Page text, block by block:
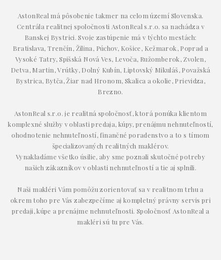
AstonReal má pôsobenie takmer na celom území Slovenska.
Centrála realitnej spoločnosti AstonReal s.r.o. sa nachádza v
Banskej Bystrici. Svoje zastúpenie má v týchto mestách:
Bratislava, Trenčín, Žilina, Púchov, Košice, Kežmarok, Poprad a
Vysoké Tatry, Spišská Nová Ves, Levoča, Ružomberok, Zvolen,
Detva, Martin, Vrútky, Dolný Kubín, Liptovský Mikuláš, Považská
Bystrica, Bytča, Žiar nad Hronom, Skalica a okolie, Prievidza,
Brezno.
AstonReal s.r.o. je realitná spoločnosť, ktorá ponúka klientom
komplexné služby v oblasti predaja, kúpy, prenájmu nehnuteľností,
ohodnotenie nehnuteľností, finančné poradenstvo a to s tímom
špecializovaných realitných maklérov.
Vynakladáme všetko úsilie, aby sme poznali skutočné potreby
našich zákazníkov v oblasti nehnuteľností a tie aj splnili.
Naši makléri Vám pomôžu zorientovať sa v realitnom trhu a
okrem toho pre Vás zabezpečíme aj kompletný právny servis pri
predaji, kúpe a prenájme nehnuteľnosti. Spoločnosť AstonReal a
makléri sú tu pre Vás.